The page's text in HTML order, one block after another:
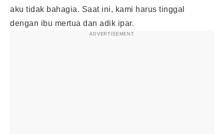
aku tidak bahagia. Saat ini, kami harus tinggal
dengan ibu mertua dan adik ipar.
ADVERTISEMENT